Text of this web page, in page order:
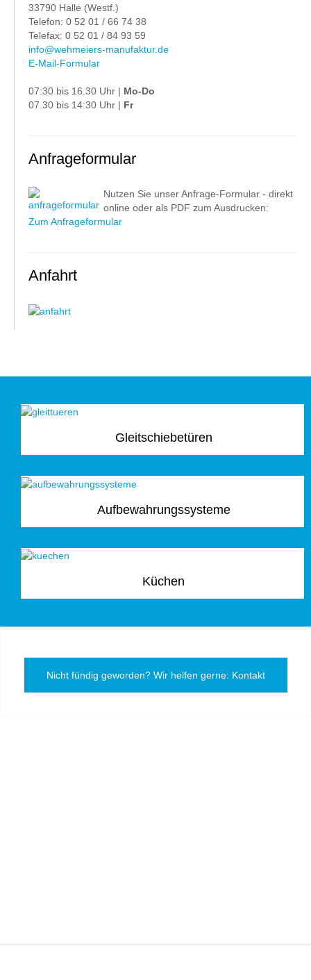
33790 Halle (Westf.)
Telefon: 0 52 01 / 66 74 38
Telefax: 0 52 01 / 84 93 59
info@wehmeiers-manufaktur.de
E-Mail-Formular
07:30 bis 16.30 Uhr | Mo-Do
07.30 bis 14:30 Uhr | Fr
Anfrageformular
Nutzen Sie unser Anfrage-Formular - direkt
online oder als PDF zum Ausdrucken:
Zum Anfrageformular
Anfahrt
Gleitschiebetüren
Aufbewahrungssysteme
Küchen
Nicht fündig geworden? Wir helfen gerne: Kontakt